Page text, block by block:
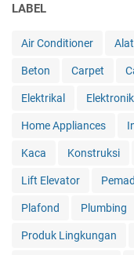
LABEL
Air Conditioner
Beton Carpet
Elektrikal Elektronik
Home Appliances
Kaca Konstruksi
Lift Elevator
Plafond Plumbing
Produk Lingkungan